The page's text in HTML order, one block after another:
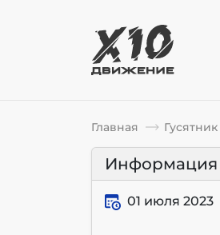
Главная Гусятник
Информация
01 июля 2023